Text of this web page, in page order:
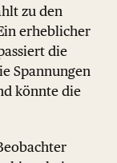
zu den
erheblicher
die
Spannungen
könnte die